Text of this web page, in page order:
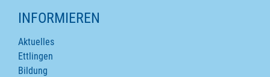
INFORMIEREN
Aktuelles
Ettlingen
Bildung